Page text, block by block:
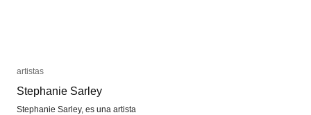
artistas
Stephanie Sarley
Stephanie Sarley, es una artista
artistas
Stephanie Sarley